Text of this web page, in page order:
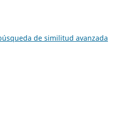
de similitud avanzada